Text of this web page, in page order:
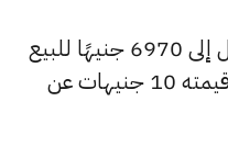
كما انخفض سعر عيار 21 ليصل إلى 6970 جنيهًا للبيع
و6930 جنيهًا للشراء، بتراجعًا قيمته 10 جنيهات عن